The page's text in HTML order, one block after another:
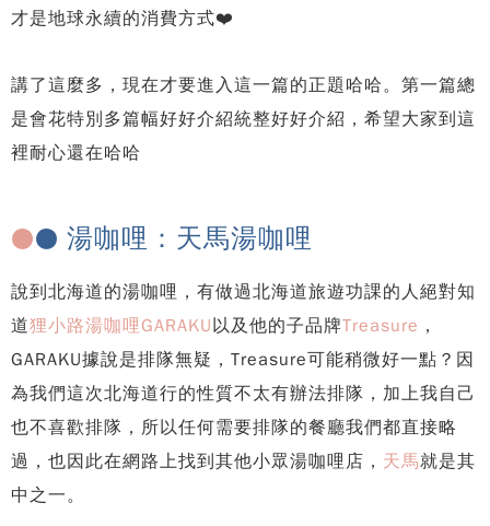
才是地球永續的消費方式❤️
講了這麼多，現在才要進入這一篇的正題哈哈。第一篇總
是會花特別多篇幅好好介紹統整好好介紹，希望大家到這
裡耐心還在哈哈
●● 湯咖哩：天馬湯咖哩
說到北海道的湯咖哩，有做過北海道旅遊功課的人絕對知
道狸小路湯咖哩GARAKU以及他的子品牌Treasure ，
GARAKU據說是排隊無疑，Treasure可能稍微好一點？因
為我們這次北海道行的性質不太有辦法排隊，加上我自己
也不喜歡排隊，所以任何需要排隊的餐廳我們都直接略
過，也因此在網路上找到其他小眾湯咖哩店， 天馬就是其
中之一。